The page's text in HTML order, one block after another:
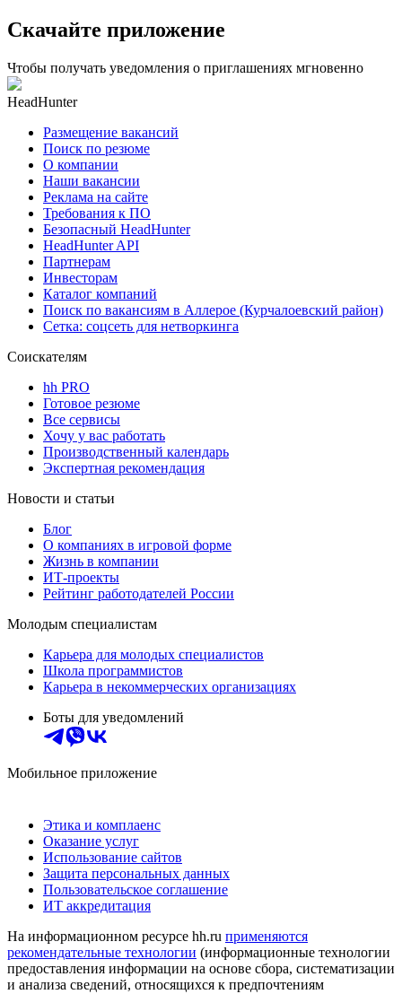
Скачайте приложение
Чтобы получать уведомления о приглашениях мгновенно
HeadHunter
Размещение вакансий
Поиск по резюме
О компании
Наши вакансии
Реклама на сайте
Требования к ПО
Безопасный HeadHunter
HeadHunter API
Партнерам
Инвесторам
Каталог компаний
Поиск по вакансиям в Аллерое (Курчалоевский район)
Сетка: соцсеть для нетворкинга
Соискателям
hh PRO
Готовое резюме
Все сервисы
Хочу у вас работать
Производственный календарь
Экспертная рекомендация
Новости и статьи
Блог
О компаниях в игровой форме
Жизнь в компании
ИТ-проекты
Рейтинг работодателей России
Молодым специалистам
Карьера для молодых специалистов
Школа программистов
Карьера в некоммерческих организациях
Боты для уведомлений
Мобильное приложение
Этика и комплаенс
Оказание услуг
Использование сайтов
Защита персональных данных
Пользовательское соглашение
ИТ аккредитация
На информационном ресурсе hh.ru применяются
рекомендательные технологии (информационные технологии
предоставления информации на основе сбора, систематизации
и анализа сведений, относящихся к предпочтениям